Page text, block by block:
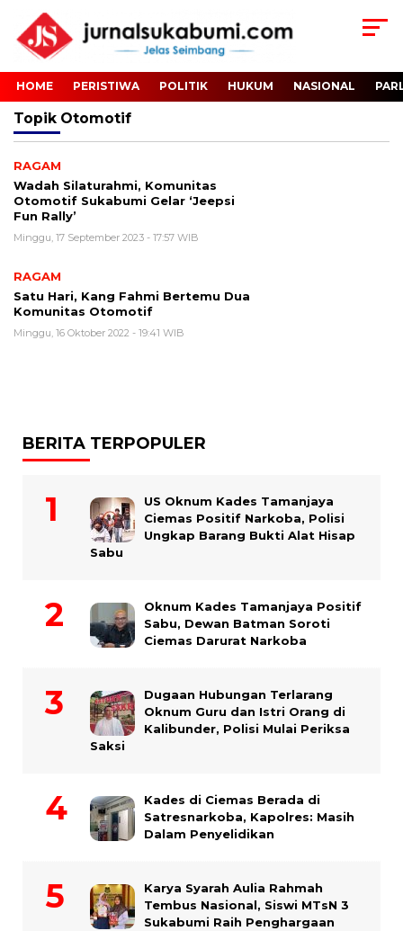
HOME PERISTIWA POLITIK HUKUM NASIONAL
Topik Otomotif
RAGAM
Wadah Silaturahmi, Komunitas
Otomotif Sukabumi Gelar ‘Jeepsi
Fun Rally’
Minggu, 17 September 2023 - 17:57 WIB
RAGAM
Satu Hari, Kang Fahmi Bertemu Dua
Komunitas Otomotif
Minggu, 16 Oktober 2022 - 19:41 WIB
BERITA TERPOPULER
US Oknum Kades Tamanjaya
Ciemas Positif Narkoba, Polisi
Ungkap Barang Bukti Alat Hisap
Sabu
Oknum Kades Tamanjaya Positif
Sabu, Dewan Batman Soroti
Ciemas Darurat Narkoba
Dugaan Hubungan Terlarang
Oknum Guru dan Istri Orang di
Kalibunder, Polisi Mulai Periksa
Saksi
Kades di Ciemas Berada di
Satresnarkoba, Kapolres: Masih
Dalam Penyelidikan
Karya Syarah Aulia Rahmah
Tembus Nasional, Siswi MTsN 3
Sukabumi Raih Penghargaan